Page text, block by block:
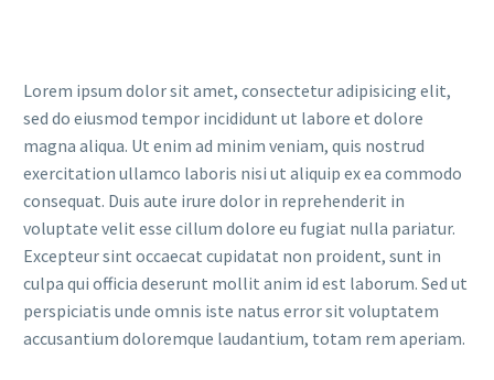
Lorem ipsum dolor sit amet, consectetur adipisicing elit,
sed do eiusmod tempor incididunt ut labore et dolore
magna aliqua. Ut enim ad minim veniam, quis nostrud
exercitation ullamco laboris nisi ut aliquip ex ea commodo
consequat. Duis aute irure dolor in reprehenderit in
voluptate velit esse cillum dolore eu fugiat nulla pariatur.
Excepteur sint occaecat cupidatat non proident, sunt in
culpa qui officia deserunt mollit anim id est laborum. Sed ut
perspiciatis unde omnis iste natus error sit voluptatem
accusantium doloremque laudantium, totam rem aperiam.